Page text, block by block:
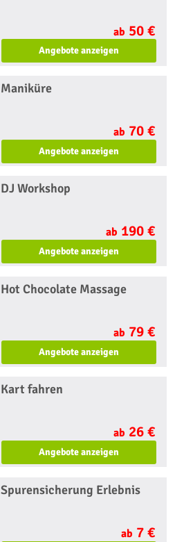
ab 50 €
Angebote anzeigen
Maniküre
ab 70 €
Angebote anzeigen
DJ Workshop
ab 190 €
Angebote anzeigen
Hot Chocolate Massage
ab 79 €
Angebote anzeigen
Kart fahren
ab 26 €
Angebote anzeigen
Spurensicherung Erlebnis
ab 7 €